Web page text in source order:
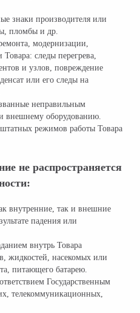
знаки производителя или
пломбы и др.
модернизации,
следы перегрева,
и узлов, повреждение
или его следы на
неправильным
внешнему оборудованию.
режимов работы Товара
не распространяется
внутренние, так и внешние
падения или
внутрь Товара
жидкостей, насекомых или
питающего батарею.
Государственным
телекоммуникационных,